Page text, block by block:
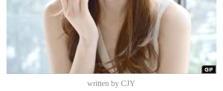
written by CJY